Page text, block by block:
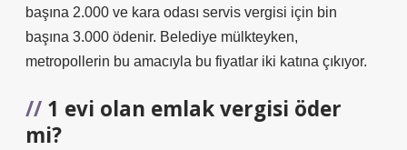
başına 2.000 ve kara odası servis vergisi için bin
başına 3.000 ödenir. Belediye mülkteyken,
metropollerin bu amacıyla bu fiyatlar iki katına çıkıyor.
1 evi olan emlak vergisi öder
mi?